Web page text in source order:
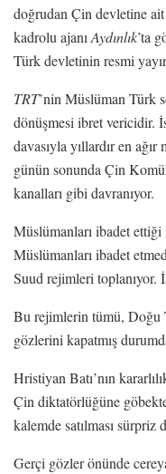
doğrudan Çin devletine
kadrolu ajanı Aydınlık’ta
Türk devletinin resmi
TRT’nin Müslüman Türk
dönüşmesi ibret vericidir.
davasıyla yıllardır en
günün sonunda Çin
kanalları gibi davranıyor.
Müslümanları ibadet
Müslümanları ibadet
Suud rejimleri toplanıyor.
Bu rejimlerin tümü, Doğu
gözlerini kapatmış
Hristiyan Batı’nın
Çin diktatörlüğüne
kalemde satılması
Gerçi gözler önünde